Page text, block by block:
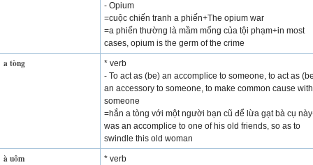
- Opium
=cuộc chiến tranh a phiến+The opium war
=a phiến thường là mầm mống của tội phạm+in most
cases, opium is the germ of the crime
a tòng
* verb
- To act as (be) an accomplice to someone, to act as
an accessory to someone, to make common cause with
someone
=hắn a tòng với một người bạn cũ để lừa gạt bà cụ
was an accomplice to one of his old friends, so as to
swindle this old woman
à uôm
* verb